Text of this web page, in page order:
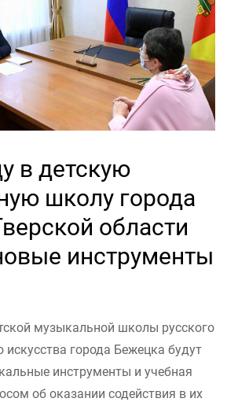
в детскую
школу города
области
инструменты
музыкальной школы русского
искусства города Бежецка будут
инструменты и учебная
об оказании содействия в их